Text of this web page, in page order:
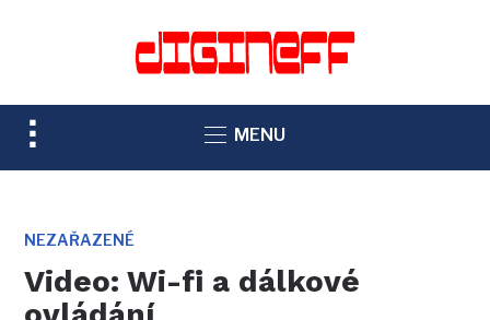
TOGGLE
SIDEBAR
NAVIGATION
MENU
NEZAŘAZENÉ
Video: Wi-fi a dálkové